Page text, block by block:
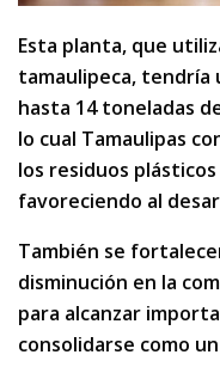
Esta planta, que
tamaulipeca, tendría
hasta 14 toneladas
lo cual Tamaulipas
los residuos
favoreciendo al
También se
disminución en la
para alcanzar
consolidarse como